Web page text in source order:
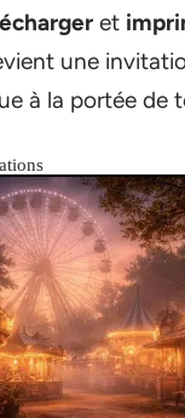
et
une
à la portée de